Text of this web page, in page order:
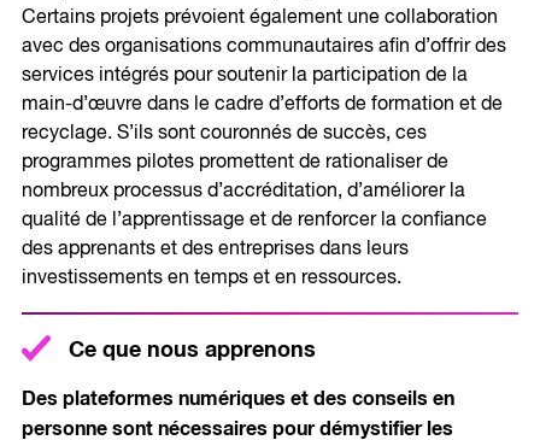
Certains projets prévoient également une collaboration
avec des organisations communautaires afin d’offrir des
services intégrés pour soutenir la participation de la
main-d’œuvre dans le cadre d’efforts de formation et de
recyclage. S’ils sont couronnés de succès, ces
programmes pilotes promettent de rationaliser de
nombreux processus d’accréditation, d’améliorer la
qualité de l’apprentissage et de renforcer la confiance
des apprenants et des entreprises dans leurs
investissements en temps et en ressources.
Ce que nous apprenons
Des plateformes numériques et des conseils en
personne sont nécessaires pour démystifier les